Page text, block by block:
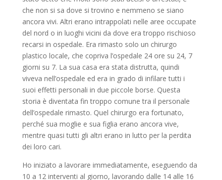
che non si sa dove si trovino e nemmeno se siano
ancora vivi. Altri erano intrappolati nelle aree occupate
del nord o in luoghi vicini da dove era troppo rischioso
recarsi in ospedale. Era rimasto solo un chirurgo
plastico locale, che copriva l’ospedale 24 ore su 24, 7
giorni su 7. La sua casa era stata distrutta, quindi
viveva nell’ospedale ed era in grado di infilare tutti i
suoi effetti personali in due piccole borse. Questa
storia è diventata fin troppo comune tra il personale
dell’ospedale rimasto. Quel chirurgo era fortunato,
perché sua moglie e sua figlia erano ancora vive,
mentre quasi tutti gli altri erano in lutto per la perdita
dei loro cari.
Ho iniziato a lavorare immediatamente, eseguendo da
10 a 12 interventi al giorno, lavorando dalle 14 alle 16